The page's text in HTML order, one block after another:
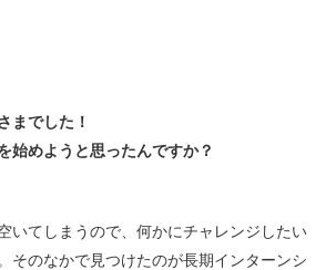
までした！
始めようと思ったんですか？
いてしまうので、何かにチャレンジしたい
そのなかで見つけたのが長期インターンシ